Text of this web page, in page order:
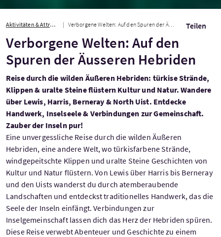
Aktivitäten & Attraktionen Verborgene Welten: Auf den Spuren der Äusseren Hebriden Teilen
Verborgene Welten: Auf den
Spuren der Äusseren Hebriden
Reise durch die wilden Äußeren Hebriden: türkise Strände,
Klippen & uralte Steine flüstern Kultur und Natur. Wandere
über Lewis, Harris, Berneray & North Uist. Entdecke
Handwerk, Inselseele & Verbindungen zur Gemeinschaft.
Zauber der Inseln pur!
Eine unvergessliche Reise durch die wilden Äußeren
Hebriden, eine andere Welt, wo türkisfarbene Strände,
windgepeitschte Klippen und uralte Steine Geschichten von
Kultur und Natur flüstern. Von Lewis über Harris bis Berneray
und den Uists wanderst du durch atemberaubende
Landschaften und entdeckst traditionelles Handwerk, das die
Seele der Inseln einfängt. Verbindungen zur
Inselgemeinschaft lassen dich das Herz der Hebriden spüren.
Diese Reise verwebt Abenteuer und Geschichte zu einem